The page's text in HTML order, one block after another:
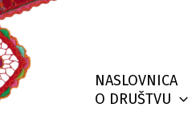
NASLOVNICA
O DRUŠTVU